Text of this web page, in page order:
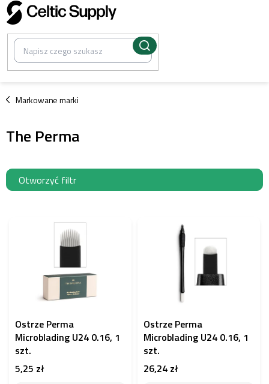
Przejść
do
treści
Markowane marki
/
The Perma
Otworzyć filtr
Ostrze Perma
Microblading U24 0.16, 1
szt.
5,25 zł
Ostrze Perma
Microblading U24 0.16, 1
szt.
26,24 zł